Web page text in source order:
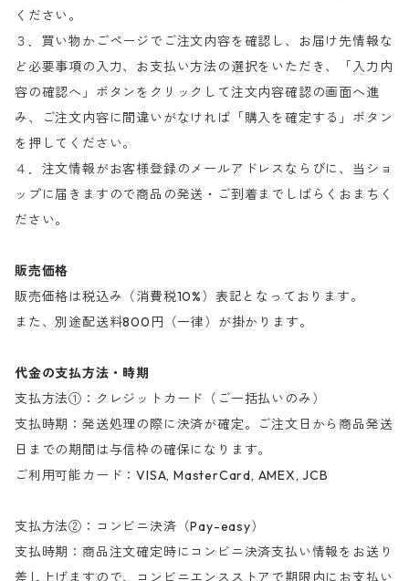
ください。
３．買い物かごページでご注文内容を確認し、お届け先情報な
ど必要事項の入力、お支払い方法の選択をいただき、「入力内
容の確認へ」ボタンをクリックして注文内容確認の画面へ進
み、ご注文内容に間違いがなければ「購入を確定する」ボタン
を押してください。
４．注文情報がお客様登録のメールアドレスならびに、当ショ
ップに届きますので商品の発送・ご到着までしばらくおまちく
ださい。
販売価格
販売価格は税込み（消費税10%）表記となっております。
また、別途配送料800円（一律）が掛かります。
代金の支払方法・時期
支払方法①：クレジットカード（ご一括払いのみ）
支払時期：発送処理の際に決済が確定。ご注文日から商品発送
日までの期間は与信枠の確保になります。
ご利用可能カード：VISA, MasterCard, AMEX, JCB
支払方法②：コンビニ決済（Pay-easy）
支払時期：商品注文確定時にコンビニ決済支払い情報をお送り